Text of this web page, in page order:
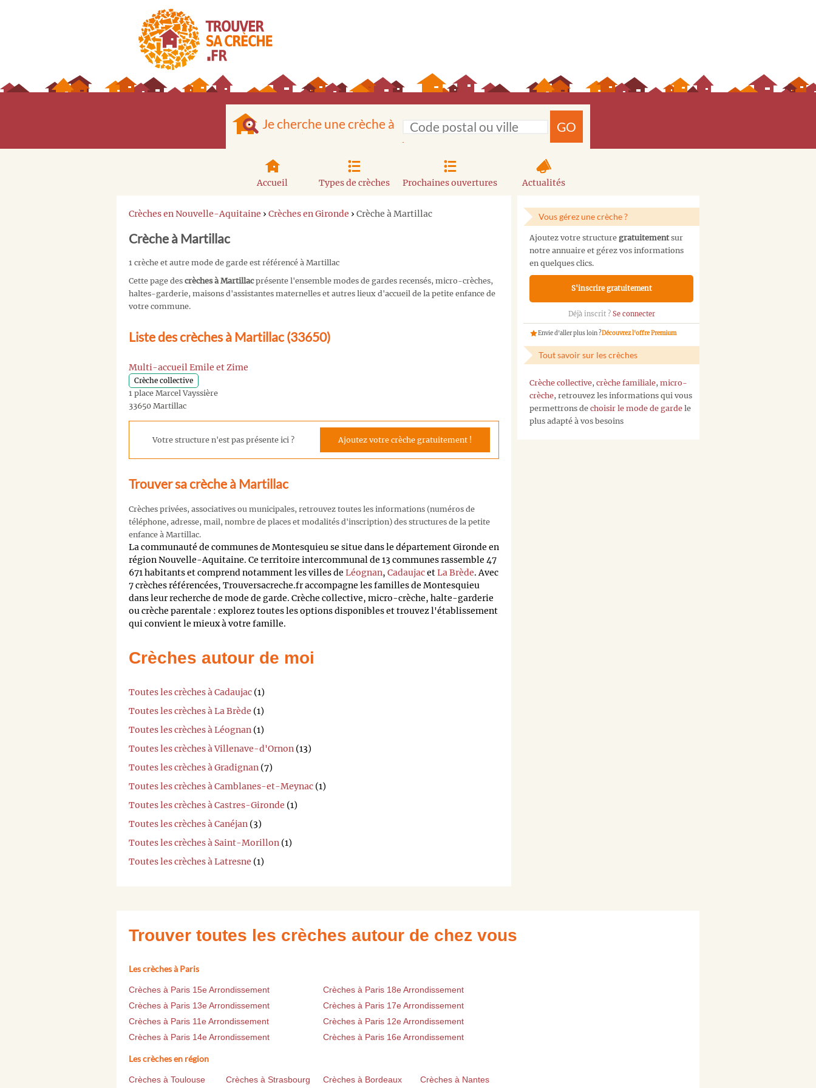
Je cherche une crèche à GO
Accueil Types de crèches Prochaines ouvertures Actualités
Crèches en Nouvelle-Aquitaine › Crèches en Gironde › Crèche à Martillac
Crèche à Martillac
1 crèche et autre mode de garde est référencé à Martillac
Cette page des crèches à Martillacprésente l'ensemble modes de gardes recensés, micro-crèches,
haltes-garderie, maisons d'assistantes maternelles et autres lieux d'accueil de la petite enfance de
votre commune.
Liste des crèches à Martillac (33650)
Multi-accueil Emile et Zime
Crèche collective
1 place Marcel Vayssière
33650 Martillac
Votre structure n'est pas présente ici ? Ajoutez votre crèche gratuitement !
Trouver sa crèche à Martillac
Crèches privées, associatives ou municipales, retrouvez toutes les informations (numéros de
téléphone, adresse, mail, nombre de places et modalités d'inscription) des structures de la petite
enfance à Martillac.
La communauté de communes de Montesquieu se situe dans le département Gironde en
région Nouvelle-Aquitaine. Ce territoire intercommunal de 13 communes rassemble 47
671 habitants et comprend notamment les villes de Léognan, CadaujacetLa Brède. Avec
7 crèches référencées, Trouversacreche.fr accompagne les familles de Montesquieu
dans leur recherche de mode de garde. Crèche collective, micro-crèche, halte-garderie
ou crèche parentale : explorez toutes les options disponibles et trouvez l'établissement
qui convient le mieux à votre famille.
Crèches autour de moi
Toutes les crèches à Cadaujac (1)
Toutes les crèches à La Brède (1)
Toutes les crèches à Léognan (1)
Toutes les crèches à Villenave-d'Ornon (13)
Toutes les crèches à Gradignan (7)
Toutes les crèches à Camblanes-et-Meynac (1)
Toutes les crèches à Castres-Gironde (1)
Toutes les crèches à Canéjan (3)
Toutes les crèches à Saint-Morillon (1)
Toutes les crèches à Latresne (1)
Vous gérez une crèche ?
Ajoutez votre structure gratuitementsur
notre annuaire et gérez vos informations
en quelques clics.
S'inscrire gratuitement
Déjà inscrit ? Se connecter
Envie d'aller plus loin ?Découvrez l'offre Premium
Tout savoir sur les crèches
Crèche collective, crèche familiale, micro-
crèche, retrouvez les informations qui vous
permettrons de choisir le mode de garde le
plus adapté à vos besoins
Trouver toutes les crèches autour de chez vous
Les crèches à Paris
Crèches à Paris 15e Arrondissement
Crèches à Paris 18e Arrondissement
Crèches à Paris 13e Arrondissement
Crèches à Paris 17e Arrondissement
Crèches à Paris 11e Arrondissement
Crèches à Paris 12e Arrondissement
Crèches à Paris 14e Arrondissement
Crèches à Paris 16e Arrondissement
Les crèches en région
Crèches à Toulouse Crèches à Strasbourg Crèches à Bordeaux
Crèches à Nantes